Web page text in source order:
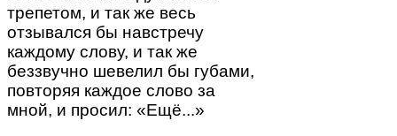
трепетом, и так же весь
отзывался бы навстречу
каждому слову, и так же
беззвучно шевелил бы губами,
повторяя каждое слово за
мной, и просил: «Ещё...»